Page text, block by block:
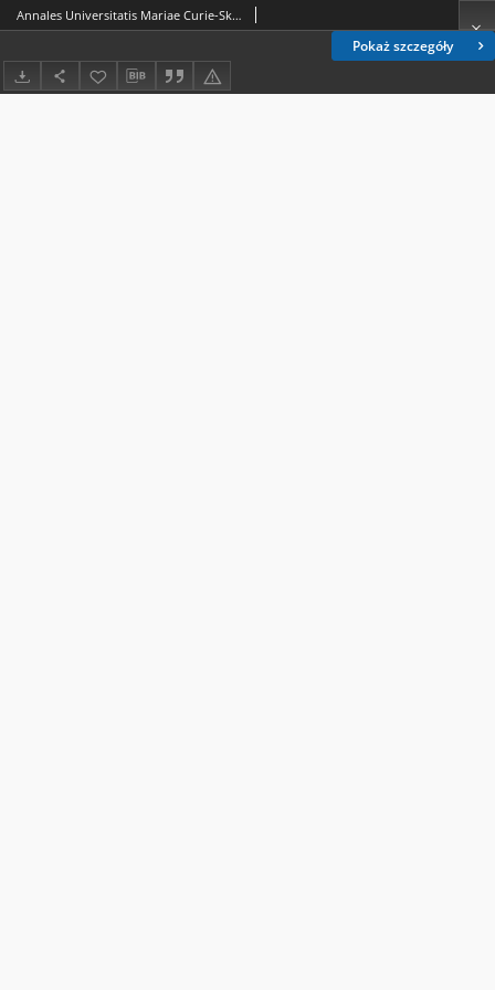
Pokaż szczegóły
Annales Universitatis Mariae Curie-Skłodowska. Sectio N, Educatio Nova Vol. 8 (2023) - Spis treści